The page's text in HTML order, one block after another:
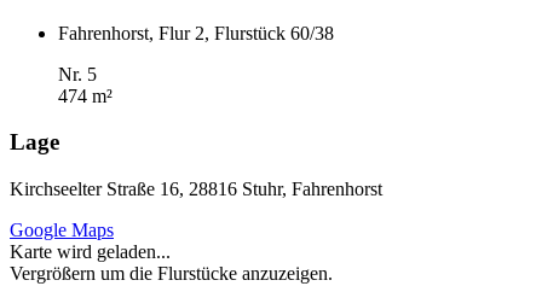
Fahrenhorst, Flur 2, Flurstück 60/38
Nr. 5
474 m²
Lage
Kirchseelter Straße 16, 28816 Stuhr, Fahrenhorst
Google Maps
Karte wird geladen...
Vergrößern um die Flurstücke anzuzeigen.